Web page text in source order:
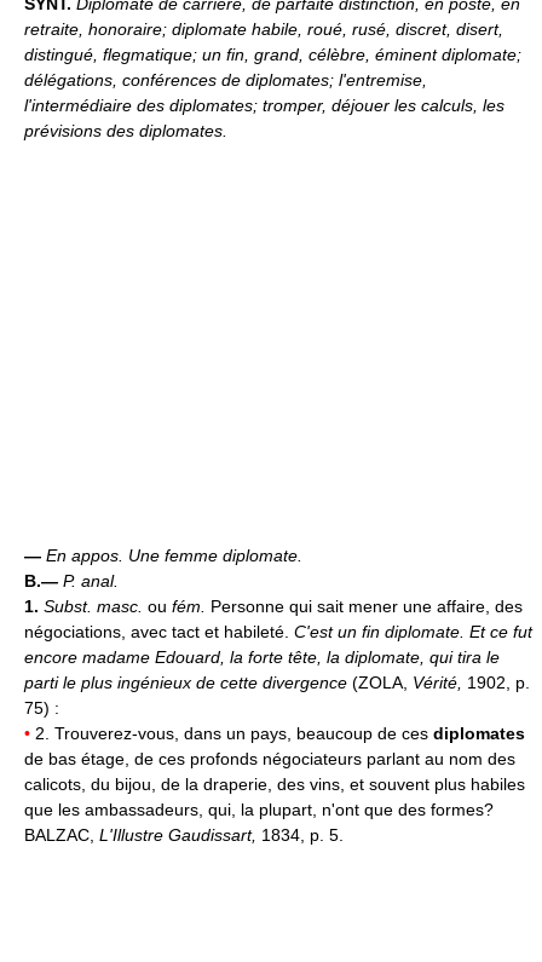
retraite, honoraire; diplomate habile, roué, rusé, discret, disert,
distingué, flegmatique; un fin, grand, célèbre, éminent diplomate;
délégations, conférences de diplomates; l'entremise,
l'intermédiaire des diplomates; tromper, déjouer les calculs, les
prévisions des diplomates.
— En appos. Une femme diplomate.
B.— P. anal.
1. Subst. masc. ou fém. Personne qui sait mener une affaire, des
négociations, avec tact et habileté. C'est un fin diplomate. Et ce fut
encore madame Edouard, la forte tête, la diplomate, qui tira le
parti le plus ingénieux de cette divergence (ZOLA, Vérité, 1902, p.
75) :
• 2. Trouverez-vous, dans un pays, beaucoup de ces diplomates
de bas étage, de ces profonds négociateurs parlant au nom des
calicots, du bijou, de la draperie, des vins, et souvent plus habiles
que les ambassadeurs, qui, la plupart, n'ont que des formes?
BALZAC, L'Illustre Gaudissart, 1834, p. 5.